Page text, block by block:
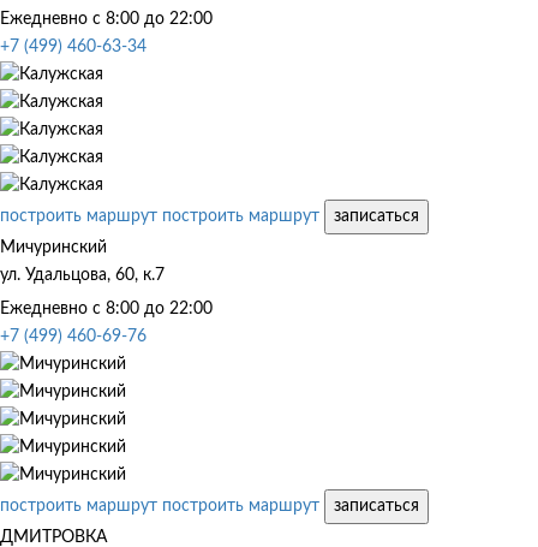
Ежедневно с 8:00 до 22:00
+7 (499) 460-63-34
построить маршрут построить маршрут
записаться
Мичуринский
ул. Удальцова, 60, к.7
Ежедневно с 8:00 до 22:00
+7 (499) 460-69-76
построить маршрут построить маршрут
записаться
ДМИТРОВКА